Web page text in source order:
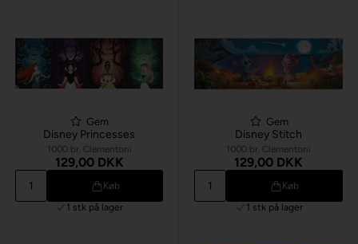
Gem
Disney Princesses
1000 br. Clementoni
129,00 DKK
Køb
1 stk på lager
Gem
Disney Stitch
1000 br. Clementoni
129,00 DKK
Køb
1 stk på lager